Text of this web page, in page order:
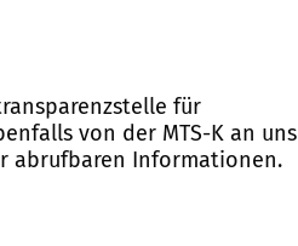
für
von der MTS-K an uns
abrufbaren Informationen.